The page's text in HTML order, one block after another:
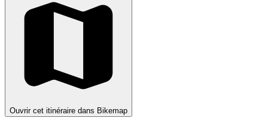
Ouvrir cet itinéraire dans Bikemap